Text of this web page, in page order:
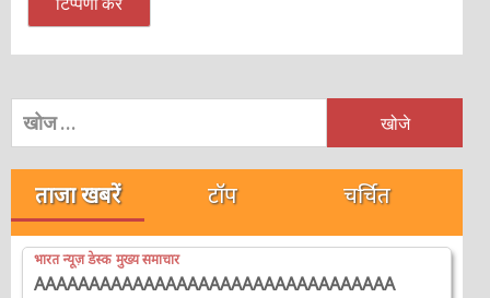
निम्न
को
खोजें:
ताजा खबरें टॉप चर्चित
भारत न्यूज़ डेस्क मुख्य समाचार
AAAAAAAAAAAAAAAAAAAAAAAAAAAAAAAAA